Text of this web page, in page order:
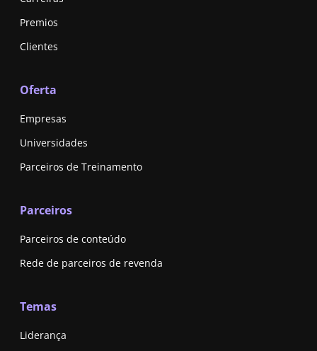
Premios
Clientes
Oferta
Empresas
Universidades
Parceiros de Treinamento
Parceiros
Parceiros de conteúdo
Rede de parceiros de revenda
Temas
Liderança